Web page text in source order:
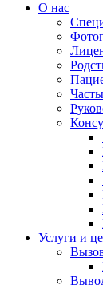
О нас
Услуги и